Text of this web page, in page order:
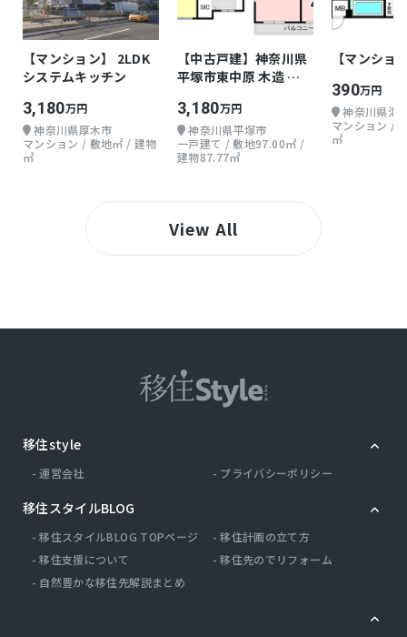
【マンション】 2LDK
システムキッチン
3,180万円
神奈川県厚木市
マンション / 敷地㎡ / 建物
㎡
【中古戸建】神奈川県
平塚市東中原 木造 地
3,180万円
神奈川県平塚市
一戸建て / 敷地97.00㎡ /
建物87.77㎡
【マンショ
390万円
神奈川県海
マンション /
㎡
View All
移住style
運営会社 プライバシーポリシー
移住スタイルBLOG
移住スタイルBLOG TOPページ
移住計画の立て方
移住支援について
移住先のでリフォーム
自然豊かな移住先解説まとめ